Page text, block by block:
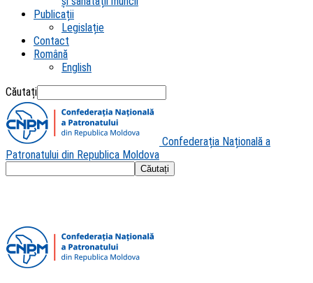
Publicații
Legislație
Contact
Română
English
Căutați
Confederația Națională a
Patronatului din Republica Moldova